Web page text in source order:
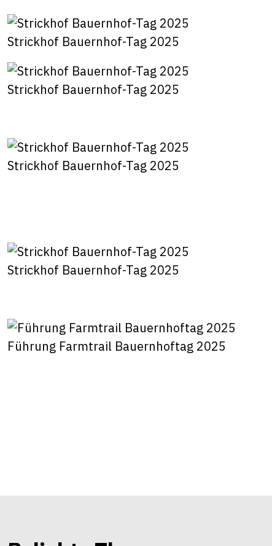
Strickhof Bauernhof-Tag 2025
Strickhof Bauernhof-Tag 2025
Strickhof Bauernhof-Tag 2025
Strickhof Bauernhof-Tag 2025
Führung Farmtrail Bauernhoftag 2025